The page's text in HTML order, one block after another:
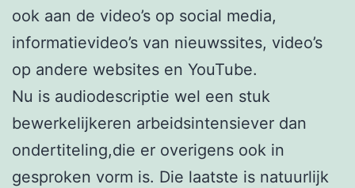
ook aan de video’s op social media,
informatievideo’s van nieuwssites, video’s
op andere websites en YouTube.
Nu is audiodescriptie wel een stuk
bewerkelijkeren arbeidsintensiever dan
ondertiteling,die er overigens ook in
gesproken vorm is. Die laatste is natuurlijk